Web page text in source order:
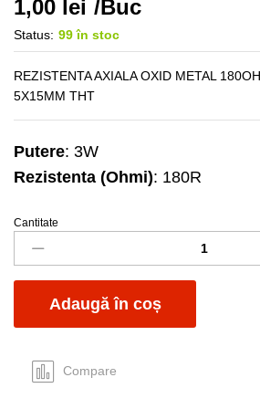
1,00 lei /Buc
Status: 99 în stoc
REZISTENTA AXIALA OXID METAL
5X15MM THT
Putere: 3W
Rezistenta (Ohmi): 180R
R
180R
MOX
quantity
Cantitate
Adaugă în coș
Compare